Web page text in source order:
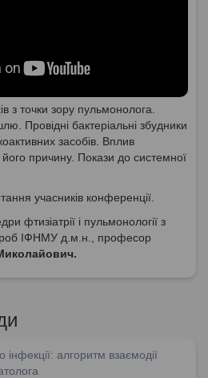
з точки зору пульмонолога.
Провідні бактеріальні збудники
засобів. Вплив
причину. Покази до системної
учасників конференції.
фтизіатрії і пульмонології з
ІФНМУ д.м.н., професор
алгоритм взаємодії